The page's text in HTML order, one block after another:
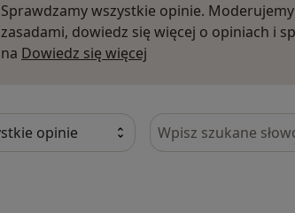
Sprawdzamy wszystkie opinie.
zasadami, dowiedz się więcej o opiniach i
na Dowiedz się więcej
Szukaj w opiniach